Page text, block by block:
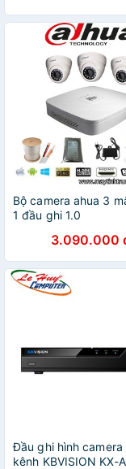
Bộ camera ahua 3
1 đầu ghi 1.0
3.090.000
Đầu ghi hình camera
kênh KBVISION KX-